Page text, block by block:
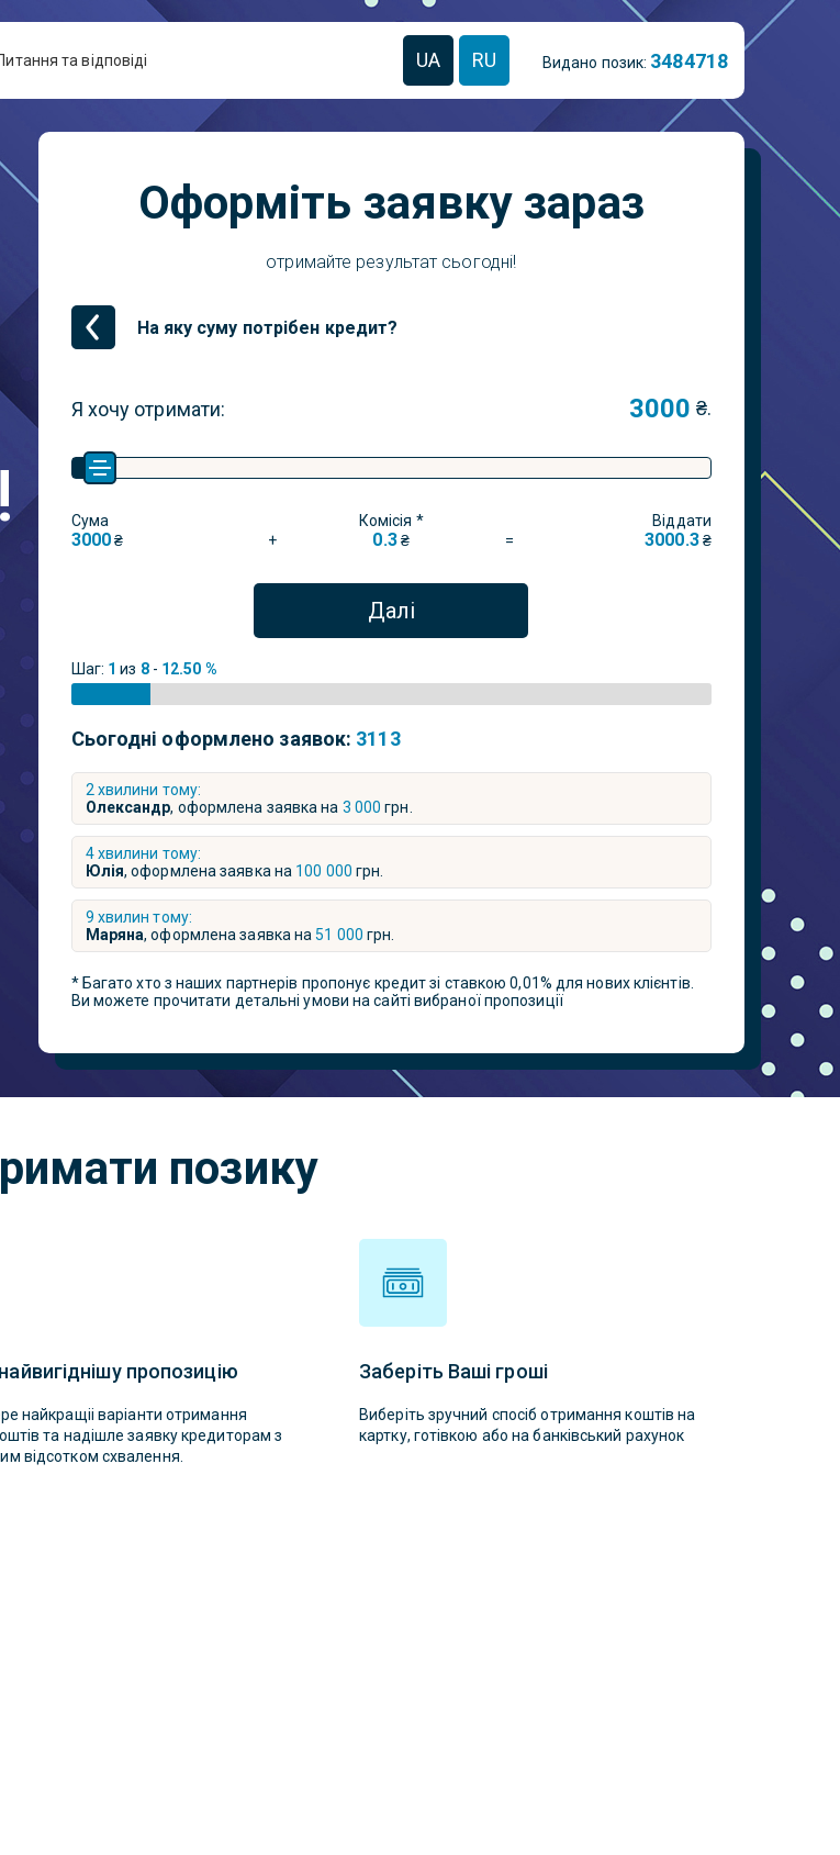
та відповіді UA RU Видано позик: 3484718
Оформіть заявку зараз
отримайте результат сьогодні!
На яку суму потрібен кредит?
Я хочу отримати: ₴.
Сума Комісія * Віддати
3000₴ + 0.3₴ = 3000.3₴
Далі
Шаг: 1 из 8- 12.50 %
Сьогодні оформлено заявок: 3113
2 хвилини тому:
Олександр, оформлена заявка на 3 000 грн.
4 хвилини тому:
Юлія, оформлена заявка на 100 000 грн.
9 хвилин тому:
Маряна, оформлена заявка на51 000 грн.
* Багато хто з наших партнерів пропонує кредит зі ставкою 0,01% для нових клієнтів.
Ви можете прочитати детальні умови на сайті вибраної пропозиції
позику
пропозицію
найкращіі варіанти отримання
та надішле заявку кредиторам з
відсотком схвалення.
Заберіть Ваші гроші
Виберіть зручний спосіб отримання коштів на
картку, готівкою або на банківський рахунок